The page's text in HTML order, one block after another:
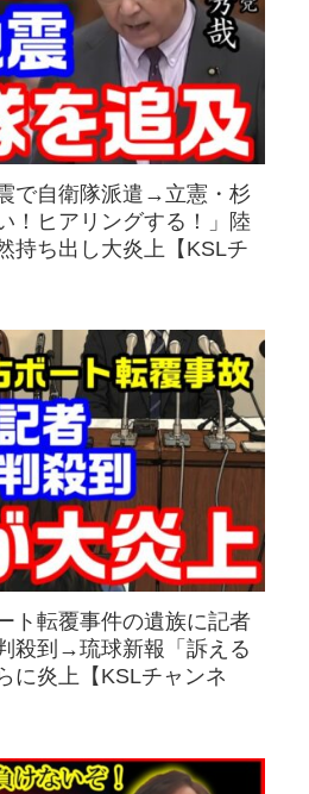
で自衛隊派遣→立憲・杉
！ヒアリングする！」陸
持ち出し大炎上【KSLチ
ト転覆事件の遺族に記者
殺到→琉球新報「訴える
に炎上【KSLチャンネ